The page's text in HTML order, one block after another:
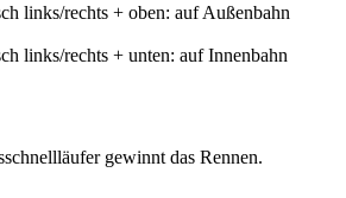
links/rechts + oben: auf Außenbahn
links/rechts + unten: auf Innenbahn
gewinnt das Rennen.